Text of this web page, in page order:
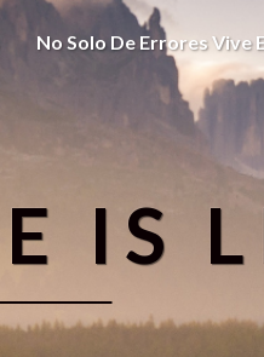
No Solo De Errores Vive
IS